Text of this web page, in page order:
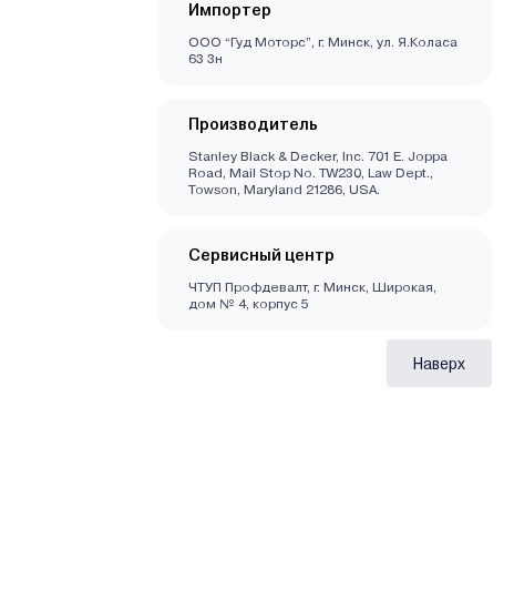
Импортер
ООО “Гуд Моторс”, г. Минск, ул. Я.Коласа
63 3н
Производитель
Stanley Black & Decker, Inc. 701 E. Joppa
Road, Mail Stop No. TW230, Law Dept.,
Towson, Maryland 21286, USA.
Сервисный центр
ЧТУП Профдевалт, г. Минск, Широкая,
дом № 4, корпус 5
Наверх